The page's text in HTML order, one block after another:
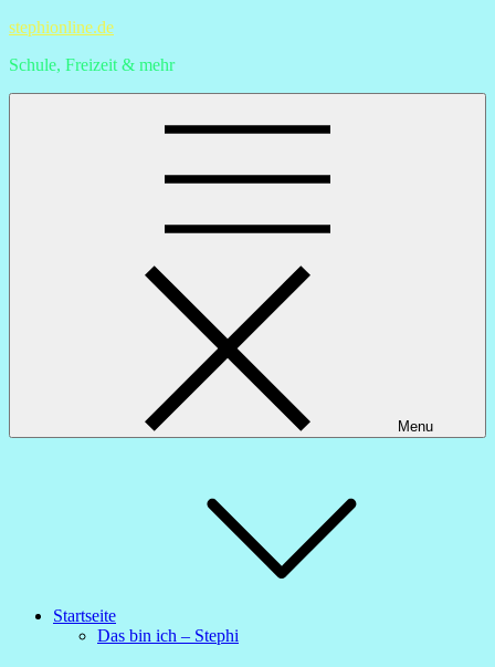
Skip
content
stephionline.de
Schule, Freizeit & mehr
Menu
Startseite
Das bin ich – Stephi